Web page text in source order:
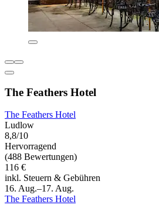
The Feathers Hotel
The Feathers Hotel
Ludlow
8,8/10
Hervorragend
(488 Bewertungen)
116 €
inkl. Steuern & Gebühren
16. Aug.–17. Aug.
The Feathers Hotel